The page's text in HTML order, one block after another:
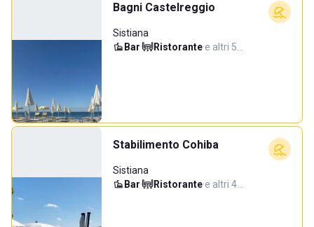
Bagni Castelreggio
Sistiana
Bar· Ristorante·e altri 5…
Stabilimento Cohiba
Sistiana
Bar· Ristorante·e altri 4…